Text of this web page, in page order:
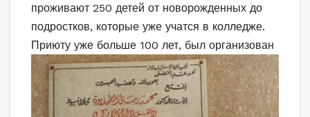
проживают 250 детей от новорожденных до
подростков, которые уже учатся в колледже.
Приюту уже больше 100 лет, был организован